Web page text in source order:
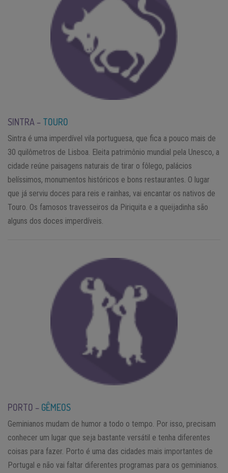
SINTRA – TOURO
Sintra é uma imperdível vila portuguesa, que fica a pouco mais de
30 quilômetros de Lisboa. Eleita patrimônio mundial pela Unesco, a
cidade reúne paisagens naturais de tirar o fôlego, palácios
belíssimos, monumentos históricos e bons restaurantes. O lugar
que já serviu doces para reis e rainhas, vai encantar os nativos de
Touro. Os famosos travesseiros da Piriquita e a queijadinha são
alguns dos doces imperdíveis.
PORTO – GÊMEOS
Geminianos mudam de humor a todo o tempo. Por isso, precisam
conhecer um lugar que seja bastante versátil e tenha diferentes
coisas para fazer. Porto é uma das cidades mais importantes de
Portugal e não vai faltar diferentes programas para os geminianos.